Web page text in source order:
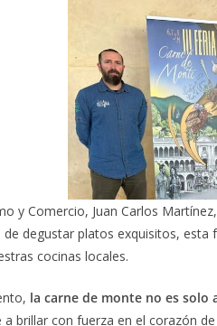
y Comercio, Juan Carlos
degustar platos exquisitos, esta
cocinas locales.
la carne de monte no es solo
brillar con fuerza en el corazón de